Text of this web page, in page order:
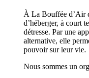
À La Bouffée d’Air
d’héberger, à court
détresse. Par une
alternative, elle
pouvoir sur leur vie.
Nous sommes un